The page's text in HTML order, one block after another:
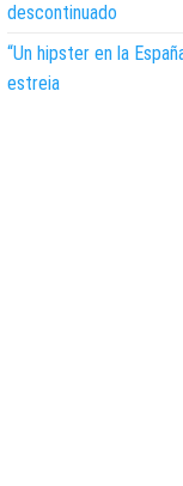
descontinuado
“Un hipster en la
estreia